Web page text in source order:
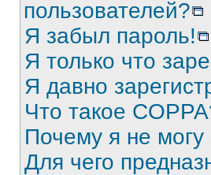
пользователей?
Я забыл пароль!
Я только что
Я давно
Что такое
Почему я не могу
Для чего